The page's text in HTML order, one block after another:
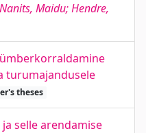
Maidu; Hendre,
turumajandusele
theses
selle arendamise